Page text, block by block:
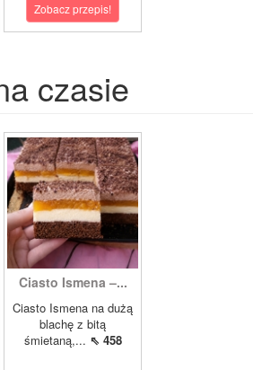
Zobacz przepis!
czasie
Ciasto Ismena –...
Ciasto Ismena na dużą
blachę z bitą
śmietaną,... ⇖ 458